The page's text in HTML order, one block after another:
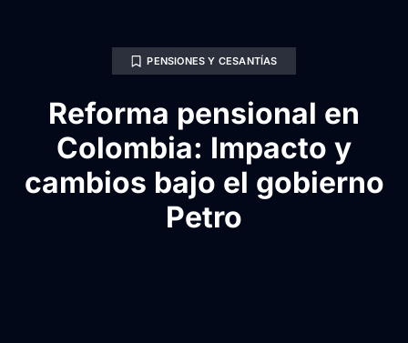
PENSIONES Y CESANTÍAS
Reforma pensional en
Colombia: Impacto y
cambios bajo el gobierno
Petro